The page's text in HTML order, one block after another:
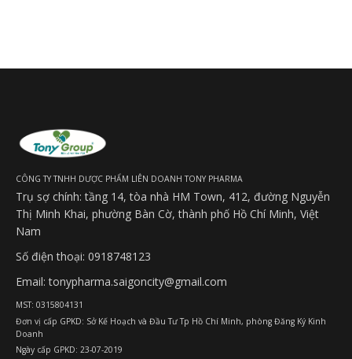
CÔNG TY TNHH DƯỢC PHẨM LIÊN DOANH TONY PHARMA
Trụ sợ chính: tầng 14, tòa nhà HM Town, 412, đường Nguyễn
Thị Minh Khai, phường Bàn Cờ, thành phố Hồ Chí Minh, Việt
Nam
Số điện thoại: 0918748123
Email: tonypharma.saigoncity@gmail.com
MST: 0315804131
Đơn vị cấp GPKD: Sở Kế Hoạch và Đầu Tư Tp Hồ Chí Minh, phòng Đăng Ký Kinh
Doanh
Ngày cấp GPKD: 23-07-2019